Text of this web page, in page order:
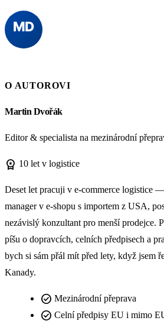
O AUTOROVI
Martin Dvořák
Editor & specialista na mezinárodní
workspace_premium 10 let v logistice
Deset let pracuji v e-commerce logistice
manager v e-shopu s importem z USA,
nezávislý konzultant pro menší prodejce.
píšu o dopravcích, celních předpisech a
bych si sám přál mít před lety, když jsem
Kanady.
check_circle Mezinárodní přeprava
check_circle Celní předpisy EU i mimo